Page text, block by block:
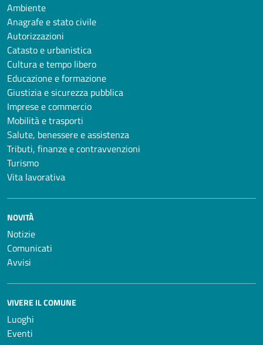
Ambiente
Anagrafe e stato civile
Autorizzazioni
Catasto e urbanistica
Cultura e tempo libero
Educazione e formazione
Giustizia e sicurezza pubblica
Imprese e commercio
Mobilità e trasporti
Salute, benessere e assistenza
Tributi, finanze e contravvenzioni
Turismo
Vita lavorativa
NOVITÀ
Notizie
Comunicati
Avvisi
VIVERE IL COMUNE
Luoghi
Eventi